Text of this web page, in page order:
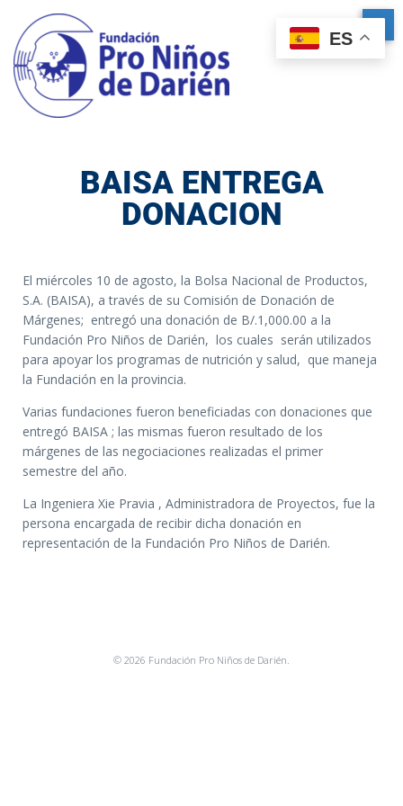
BAISA ENTREGA
DONACION
El miércoles 10 de agosto, la Bolsa Nacional de Productos,
S.A. (BAISA), a través de su Comisión de Donación de
Márgenes; entregó una donación de B/.1,000.00 a la
Fundación Pro Niños de Darién, los cuales serán utilizados
para apoyar los programas de nutrición y salud, que maneja
la Fundación en la provincia.
Varias fundaciones fueron beneficiadas con donaciones que
entregó BAISA ; las mismas fueron resultado de los
márgenes de las negociaciones realizadas el primer
semestre del año.
La Ingeniera Xie Pravia , Administradora de Proyectos, fue la
persona encargada de recibir dicha donación en
representación de la Fundación Pro Niños de Darién.
© 2026 Fundación Pro Niños de Darién.
ES